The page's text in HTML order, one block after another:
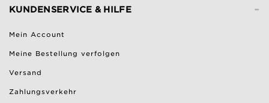
-
KUNDENSERVICE & HILFE
Mein Account
Meine Bestellung verfolgen
Versand
Zahlungsverkehr